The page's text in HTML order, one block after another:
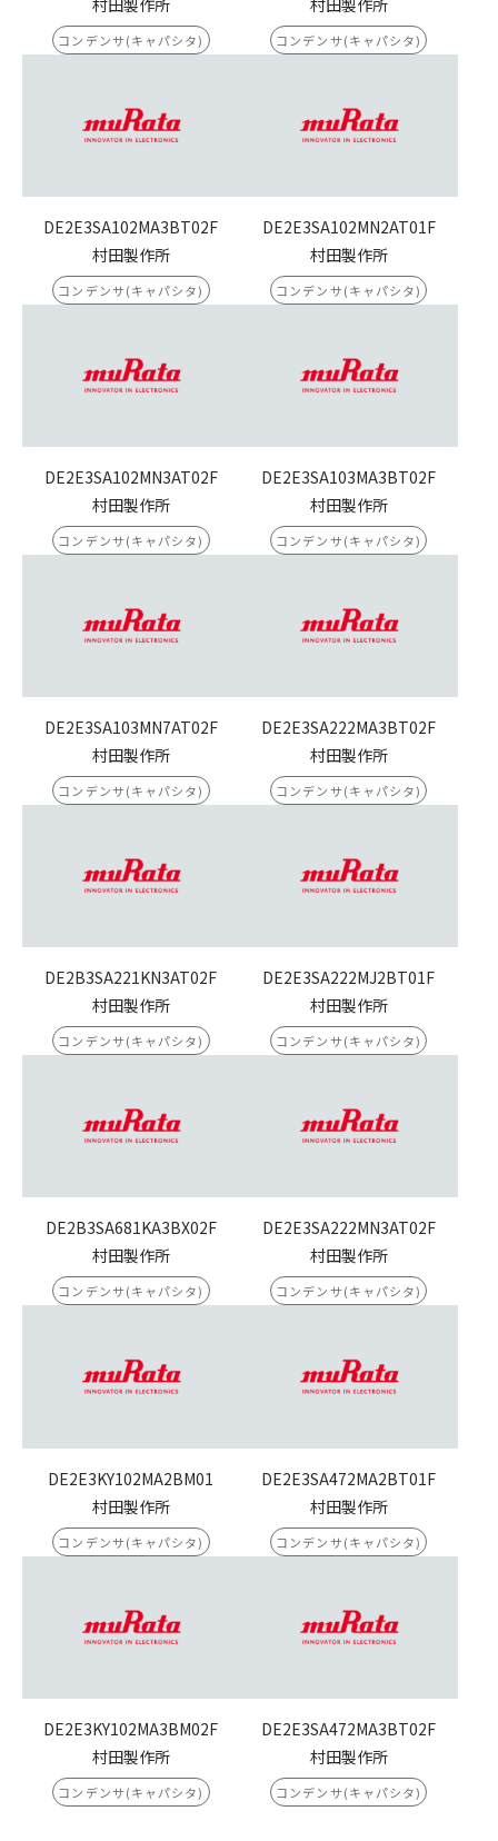
コンデンサ(キャパシタ) コンデンサ(キャパシタ)
DE2E3SA102MA3BT02F
村田製作所
コンデンサ(キャパシタ)
DE2E3SA102MN2AT01F
村田製作所
コンデンサ(キャパシタ)
DE2E3SA102MN3AT02F
村田製作所
コンデンサ(キャパシタ)
DE2E3SA103MA3BT02F
村田製作所
コンデンサ(キャパシタ)
DE2E3SA103MN7AT02F
村田製作所
コンデンサ(キャパシタ)
DE2E3SA222MA3BT02F
村田製作所
コンデンサ(キャパシタ)
DE2B3SA221KN3AT02F
村田製作所
コンデンサ(キャパシタ)
DE2E3SA222MJ2BT01F
村田製作所
コンデンサ(キャパシタ)
DE2B3SA681KA3BX02F
村田製作所
コンデンサ(キャパシタ)
DE2E3SA222MN3AT02F
村田製作所
コンデンサ(キャパシタ)
DE2E3KY102MA2BM01
村田製作所
コンデンサ(キャパシタ)
DE2E3SA472MA2BT01F
村田製作所
コンデンサ(キャパシタ)
DE2E3KY102MA3BM02F
村田製作所
コンデンサ(キャパシタ)
DE2E3SA472MA3BT02F
村田製作所
コンデンサ(キャパシタ)